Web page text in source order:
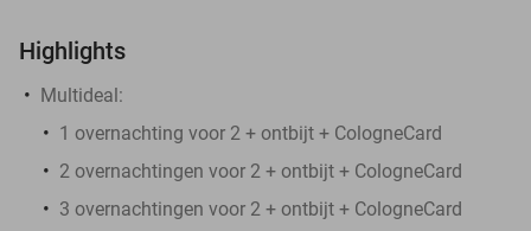
Highlights
Multideal:
1 overnachting voor 2 + ontbijt + CologneCard
2 overnachtingen voor 2 + ontbijt + CologneCard
3 overnachtingen voor 2 + ontbijt + CologneCard